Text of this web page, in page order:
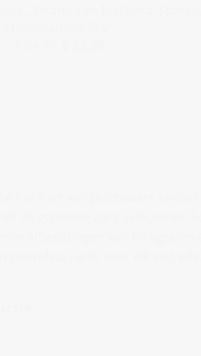
het hart van puzzelaars
de grootste zorg selecteren.
afbeeldingen van fotografen
er is voor elk wat wils.